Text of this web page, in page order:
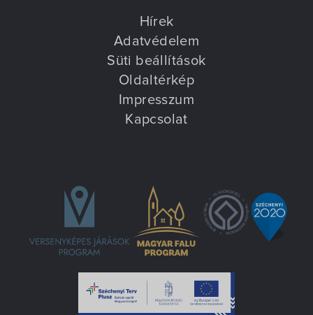
Hírek
Adatvédelem
Süti beállítások
Oldaltérkép
Impresszum
Kapcsolat